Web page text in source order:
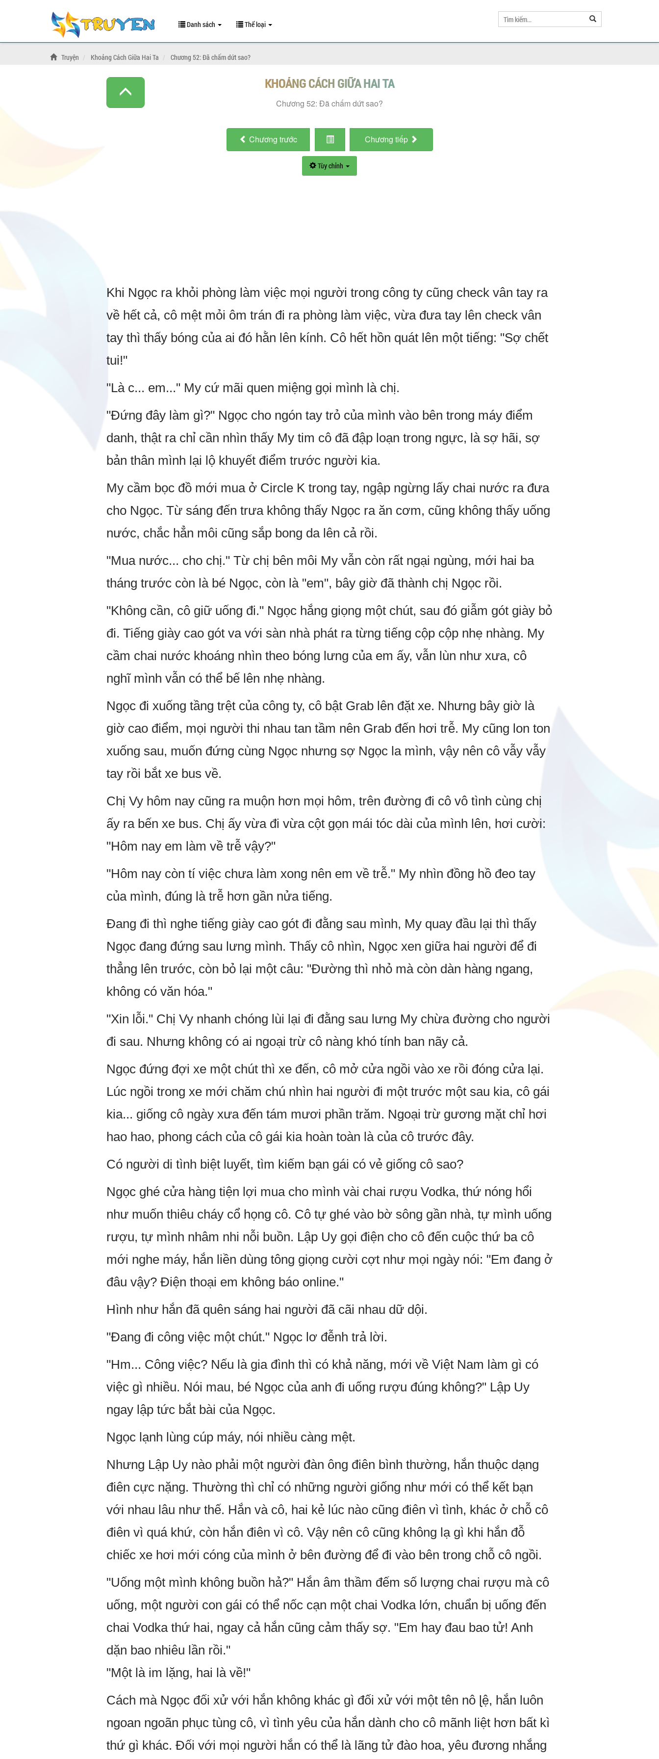
Danh sách Thể loại
Truyện Khoảng Cách Giữa Hai Ta Chương 52: Đã chấm dứt sao?
KHOẢNG CÁCH GIỮA HAI TA
Chương 52: Đã chấm dứt sao?
Chương trước Chương tiếp
Tùy chỉnh
Khi Ngọc ra khỏi phòng làm việc mọi người trong công ty cũng check vân tay ra
về hết cả, cô mệt mỏi ôm trán đi ra phòng làm việc, vừa đưa tay lên check vân
tay thì thấy bóng của ai đó hằn lên kính. Cô hết hồn quát lên một tiếng: "Sợ chết
tui!"
"Là c... em..." My cứ mãi quen miệng gọi mình là chị.
"Đứng đây làm gì?" Ngọc cho ngón tay trỏ của mình vào bên trong máy điểm
danh, thật ra chỉ cần nhìn thấy My tim cô đã đập loạn trong ngực, là sợ hãi, sợ
bản thân mình lại lộ khuyết điểm trước người kia.
My cầm bọc đồ mới mua ở Circle K trong tay, ngập ngừng lấy chai nước ra đưa
cho Ngọc. Từ sáng đến trưa không thấy Ngọc ra ăn cơm, cũng không thấy uống
nước, chắc hẳn môi cũng sắp bong da lên cả rồi.
"Mua nước... cho chị." Từ chị bên môi My vẫn còn rất ngại ngùng, mới hai ba
tháng trước còn là bé Ngọc, còn là "em", bây giờ đã thành chị Ngọc rồi.
"Không cần, cô giữ uống đi." Ngọc hắng giọng một chút, sau đó giẫm gót giày bỏ
đi. Tiếng giày cao gót va với sàn nhà phát ra từng tiếng cộp cộp nhẹ nhàng. My
cầm chai nước khoáng nhìn theo bóng lưng của em ấy, vẫn lùn như xưa, cô
nghĩ mình vẫn có thể bế lên nhẹ nhàng.
Ngọc đi xuống tầng trệt của công ty, cô bật Grab lên đặt xe. Nhưng bây giờ là
giờ cao điểm, mọi người thi nhau tan tầm nên Grab đến hơi trễ. My cũng lon ton
xuống sau, muốn đứng cùng Ngọc nhưng sợ Ngọc la mình, vậy nên cô vẫy vẫy
tay rồi bắt xe bus về.
Chị Vy hôm nay cũng ra muộn hơn mọi hôm, trên đường đi cô vô tình cùng chị
ấy ra bến xe bus. Chị ấy vừa đi vừa cột gọn mái tóc dài của mình lên, hơi cười:
"Hôm nay em làm về trễ vậy?"
"Hôm nay còn tí việc chưa làm xong nên em về trễ." My nhìn đồng hồ đeo tay
của mình, đúng là trễ hơn gần nửa tiếng.
Đang đi thì nghe tiếng giày cao gót đi đằng sau mình, My quay đầu lại thì thấy
Ngọc đang đứng sau lưng mình. Thấy cô nhìn, Ngọc xen giữa hai người để đi
thẳng lên trước, còn bỏ lại một câu: "Đường thì nhỏ mà còn dàn hàng ngang,
không có văn hóa."
"Xin lỗi." Chị Vy nhanh chóng lùi lại đi đằng sau lưng My chừa đường cho người
đi sau. Nhưng không có ai ngoại trừ cô nàng khó tính ban nãy cả.
Ngọc đứng đợi xe một chút thì xe đến, cô mở cửa ngồi vào xe rồi đóng cửa lại.
Lúc ngồi trong xe mới chăm chú nhìn hai người đi một trước một sau kia, cô gái
kia... giống cô ngày xưa đến tám mươi phần trăm. Ngoại trừ gương mặt chỉ hơi
hao hao, phong cách của cô gái kia hoàn toàn là của cô trước đây.
Có người di tình biệt luyết, tìm kiếm bạn gái có vẻ giống cô sao?
Ngọc ghé cửa hàng tiện lợi mua cho mình vài chai rượu Vodka, thứ nóng hổi
như muốn thiêu cháy cổ họng cô. Cô tự ghé vào bờ sông gần nhà, tự mình uống
rượu, tự mình nhâm nhi nỗi buồn. Lập Uy gọi điện cho cô đến cuộc thứ ba cô
mới nghe máy, hắn liền dùng tông giọng cười cợt như mọi ngày nói: "Em đang ở
đâu vậy? Điện thoại em không báo online."
Hình như hắn đã quên sáng hai người đã cãi nhau dữ dội.
"Đang đi công việc một chút." Ngọc lơ đễnh trả lời.
"Hm... Công việc? Nếu là gia đình thì có khả năng, mới về Việt Nam làm gì có
việc gì nhiều. Nói mau, bé Ngọc của anh đi uống rượu đúng không?" Lập Uy
ngay lập tức bắt bài của Ngọc.
Ngọc lạnh lùng cúp máy, nói nhiều càng mệt.
Nhưng Lập Uy nào phải một người đàn ông điên bình thường, hắn thuộc dạng
điên cực nặng. Thường thì chỉ có những người giống như mới có thể kết bạn
với nhau lâu như thế. Hắn và cô, hai kẻ lúc nào cũng điên vì tình, khác ở chỗ cô
điên vì quá khứ, còn hắn điên vì cô. Vậy nên cô cũng không lạ gì khi hắn đỗ
chiếc xe hơi mới cóng của mình ở bên đường để đi vào bên trong chỗ cô ngồi.
"Uống một mình không buồn hả?" Hắn âm thầm đếm số lượng chai rượu mà cô
uống, một người con gái có thể nốc cạn một chai Vodka lớn, chuẩn bị uống đến
chai Vodka thứ hai, ngay cả hắn cũng cảm thấy sợ. "Em hay đau bao tử! Anh
dặn bao nhiêu lần rồi."
"Một là im lặng, hai là về!"
Cách mà Ngọc đối xử với hắn không khác gì đối xử với một tên nô ɭệ, hắn luôn
ngoan ngoãn phục tùng cô, vì tình yêu của hắn dành cho cô mãnh liệt hơn bất kì
thứ gì khác. Đối với mọi người hắn có thể là lãng tử đào hoa, yêu đương nhắng